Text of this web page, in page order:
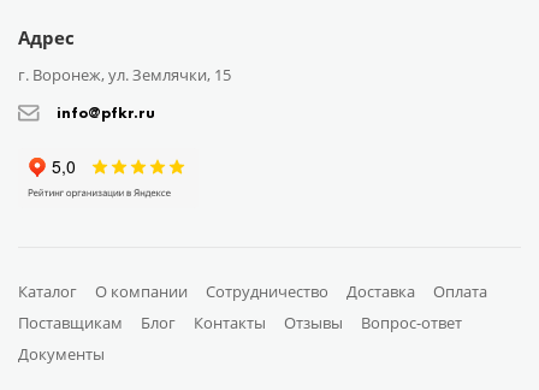
Адрес
г. Воронеж, ул. Землячки, 15
info@pfkr.ru
Каталог О компании Сотрудничество Доставка
Оплата
Поставщикам
Блог Контакты Отзывы
Вопрос-ответ
Документы